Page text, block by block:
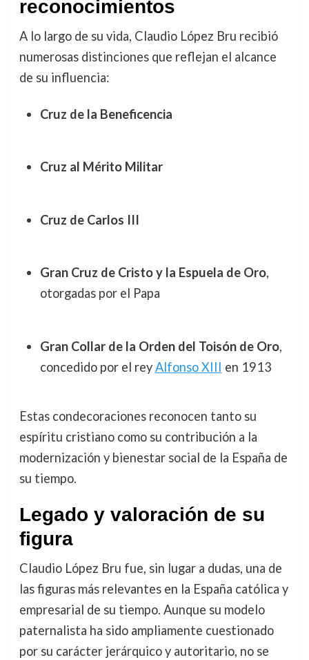
reconocimientos
A lo largo de su vida, Claudio López Bru recibió
numerosas distinciones que reflejan el alcance
de su influencia:
Cruz de la Beneficencia
Cruz al Mérito Militar
Cruz de Carlos III
Gran Cruz de Cristo y la Espuela de Oro,
otorgadas por el Papa
Gran Collar de la Orden del Toisón de Oro,
concedido por el reyAlfonso XIII en 1913
Estas condecoraciones reconocen tanto su
espíritu cristiano como su contribución a la
modernización y bienestar social de la España de
su tiempo.
Legado y valoración de su
figura
Claudio López Bru fue, sin lugar a dudas, una de
las figuras más relevantes en la España católica y
empresarial de su tiempo. Aunque su modelo
paternalista ha sido ampliamente cuestionado
por su carácter jerárquico y autoritario, no se